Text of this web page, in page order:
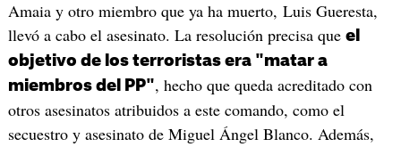
Amaia y otro miembro que ya ha muerto, Luis Gueresta,
llevó a cabo el asesinato. La resolución precisa que el
objetivo de los terroristas era "matar a
miembros del PP", hecho que queda acreditado con
otros asesinatos atribuidos a este comando, como el
secuestro y asesinato de Miguel Ángel Blanco. Además,